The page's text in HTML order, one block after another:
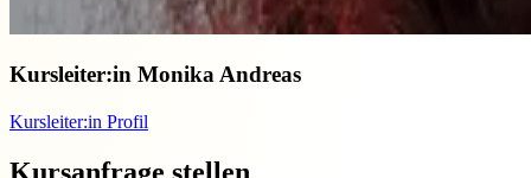
Kursleiter:in Monika Andreas
Kursleiter:in Profil